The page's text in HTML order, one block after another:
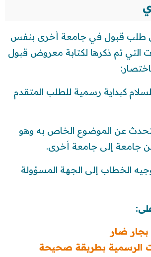
طلب قبول في جامعة أخرى بنفس
التي تم ذكرها لكتابة معروض قبول
كبداية رسمية للطلب المتقدم
عن الموضوع الخاص به وهو
من جامعة إلى جامعة أخرى.
الخطاب إلى الجهة المسؤولة
ضار
الرسمية بطريقة صحيحة